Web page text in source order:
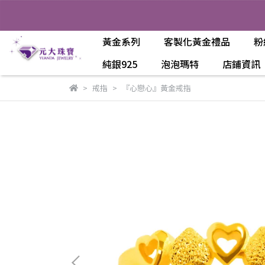
黃金系列 客製化黃金禮品
純銀925
泡泡瑪特 店鋪資訊
戒指 『心戀心』黃金戒指